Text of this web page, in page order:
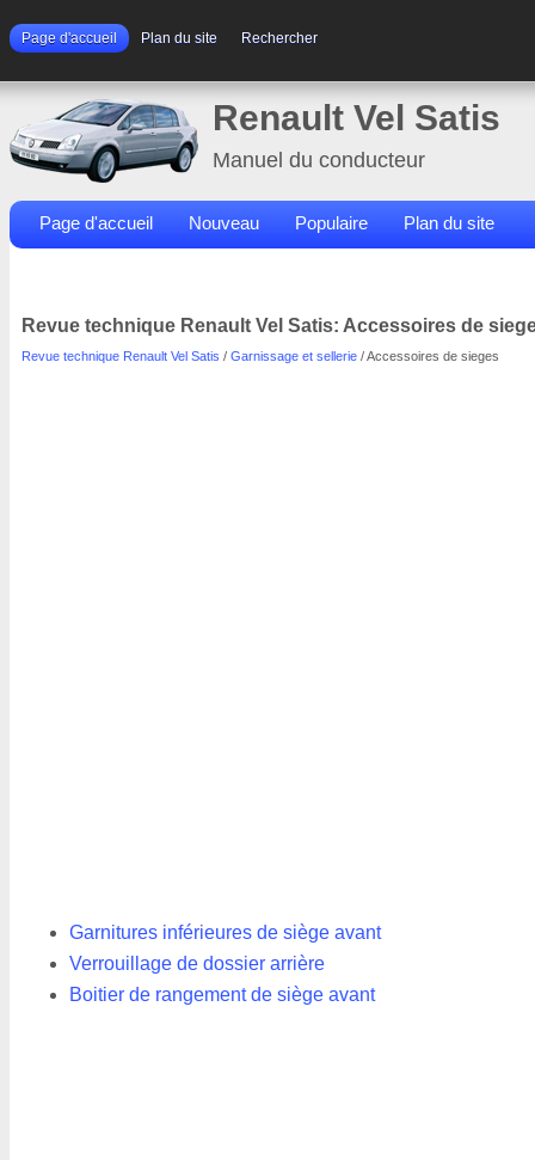
Page d'accueil Plan du site Rechercher
Renault Vel Satis
Manuel du conducteur
Page d'accueil Nouveau Populaire Plan du site
Revue technique Renault Vel Satis: Accessoires de
Revue technique Renault Vel Satis / Garnissage et sellerie / Accessoires de sieges
Garnitures inférieures de siège avant
Verrouillage de dossier arrière
Boitier de rangement de siège avant